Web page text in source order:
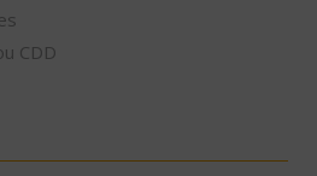
CDD